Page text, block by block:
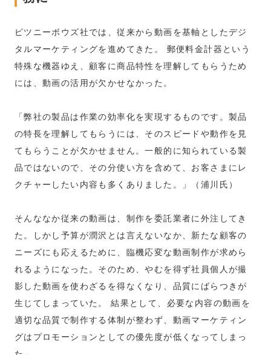
ピツニーボウズ社では、従来から動画を基軸としたデジ
タルマーケティングを進めてきた。 郵便料金計器という
特殊な機器ゆえ、顧客に商品特性を理解してもらうため
には、動画の活用が欠かせなかった。
「弊社の製品は作業の効率化を実現するものです。製品
の特長を理解してもらうには、そのスピードや動作を見
てもらうことが欠かせません。一般的に知られている製
品ではないので、その分使い方を含めて、お客さまにレ
クチャーしたい内容も多くありました。」（浦川氏）
そんななか従来の動画は、制作を委託業者に外注してき
た。しかし予算が潤沢とは言えないなか、新たな顧客の
ニーズにも応えるために、臨機応変な動画制作が求めら
れるようになった。そのため、やむを得ず社員個人が撮
影した動画を使わざるを得なくなり、品質にばらつきが
生じてしまっていた。 結果として、必要な内容の動画を
適切な品質で制作する体制が整わず、動画マーケティン
グはプロモーションとしての優先度が低くなってしまっ